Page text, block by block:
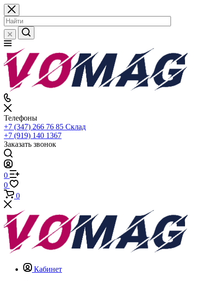
Телефоны
+7 (347) 266 76 85 Склад
+7 (919) 140 1367
Заказать звонок
0
0
0
Кабинет